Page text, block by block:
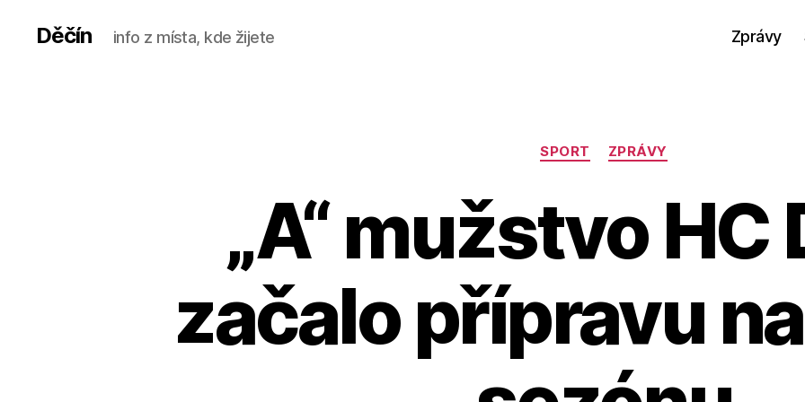
Děčín info z místa, kde žijete Zprávy
Rubriky
SPORT ZPRÁVY
„A“ mužstvo HC
začalo přípravu